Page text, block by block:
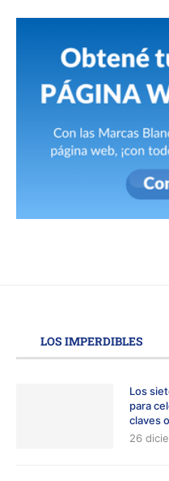
LOS IMPERDIBLES
Los
para
claves
26